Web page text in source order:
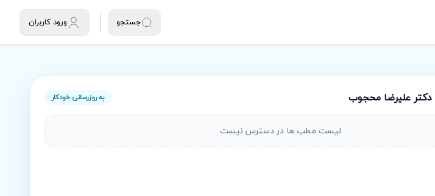
جستجو ورود کاربران
دکتر علیرضا محجوب به روزرسانی خودکار
لیست مطب ها در دسترس نیست.